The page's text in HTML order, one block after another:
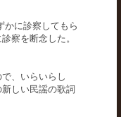
に診察してもら
察を断念した。
、いらいらし
しい民謡の歌詞